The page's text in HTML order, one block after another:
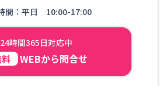
間：平日 10:00-17:00
24時間365日対応中
WEBから問合せ